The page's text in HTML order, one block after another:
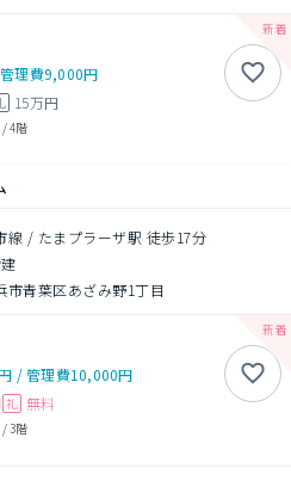
管理費9,000円
15万円
/4階
線 / たまプラーザ駅 徒歩17分
市青葉区あざみ野1丁目
/管理費10,000円
礼 無料
/3階